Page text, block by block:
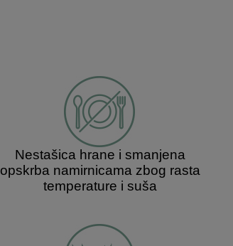
Nestašica hrane i smanjena
opskrba namirnicama zbog rasta
temperature i suša